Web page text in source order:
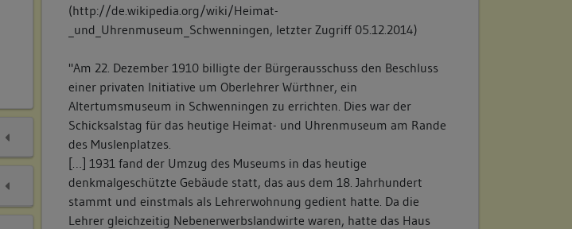
(http://de.wikipedia.org/wiki/Heimat-
_und_Uhrenmuseum_Schwenningen, letzter Zugriff 05.12.2014)
"Am 22. Dezember 1910 billigte der Bürgerausschuss den Beschluss
einer privaten Initiative um Oberlehrer Würthner, ein
Altertumsmuseum in Schwenningen zu errichten. Dies war der
Schicksalstag für das heutige Heimat- und Uhrenmuseum am Rande
des Muslenplatzes.
[…] 1931 fand der Umzug des Museums in das heutige
denkmalgeschützte Gebäude statt, das aus dem 18. Jahrhundert
stammt und einstmals als Lehrerwohnung gedient hatte. Da die
Lehrer gleichzeitig Nebenerwerbslandwirte waren, hatte das Haus